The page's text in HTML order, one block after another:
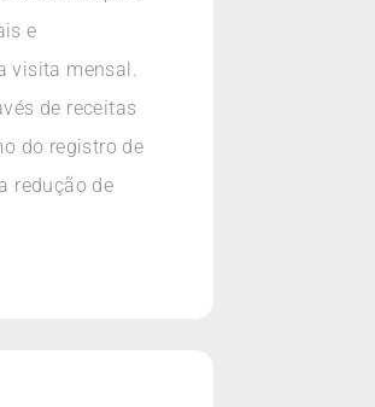
e
visita mensal.
de receitas
do registro de
redução de